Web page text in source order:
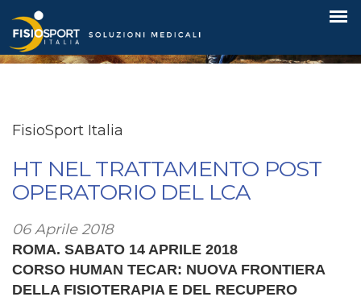
FisioSport Italia
FisioSport Italia
HT NEL TRATTAMENTO POST
OPERATORIO DEL LCA
06 Aprile 2018
ROMA. SABATO 14 APRILE 2018
CORSO HUMAN TECAR: NUOVA FRONTIERA
DELLA FISIOTERAPIA E DEL RECUPERO